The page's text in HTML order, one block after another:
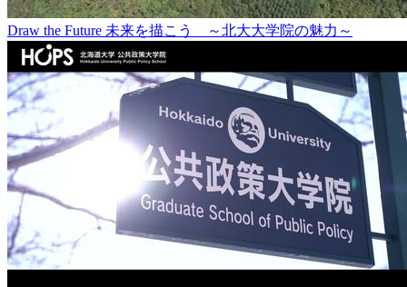
Draw the Future 未来を描こう ～北大大学院の魅力～